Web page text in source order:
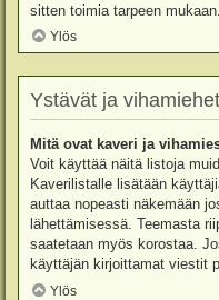
sitten toimia tarpeen mukaan.
Ylös
Ystävät ja vihamiehet
Mitä ovat kaveri ja
Voit käyttää näitä listoja
Kaverilistalle lisätään
auttaa nopeasti näkemään
lähettämisessä. Teemasta
saatetaan myös korostaa.
käyttäjän kirjoittamat viestit
Ylös